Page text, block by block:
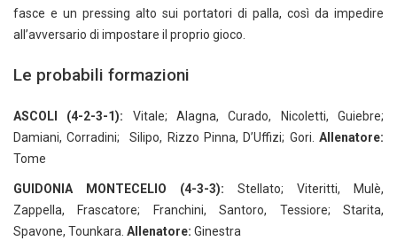
fasce e un pressing alto sui portatori di palla, così da impedire
all’avversario di impostare il proprio gioco.
Le probabili formazioni
ASCOLI (4-2-3-1): Vitale; Alagna, Curado, Nicoletti, Guiebre;
Damiani, Corradini; Silipo, Rizzo Pinna, D’Uffizi; Gori. Allenatore:
Tome
GUIDONIA MONTECELIO (4-3-3): Stellato; Viteritti, Mulè,
Zappella, Frascatore; Franchini, Santoro, Tessiore; Starita,
Spavone, Tounkara. Allenatore: Ginestra